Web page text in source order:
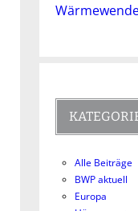
Alle Beiträge
BWP aktuell
Europa